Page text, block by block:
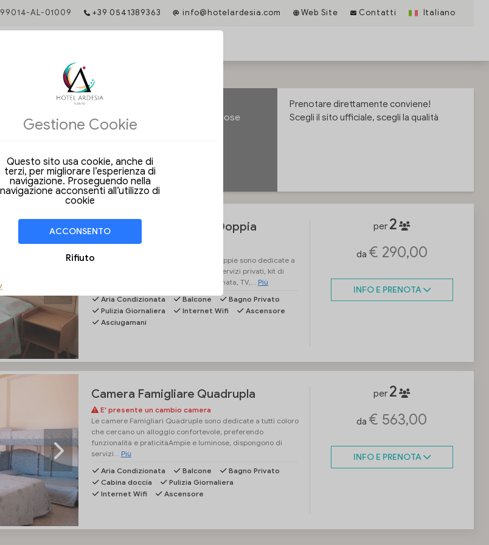
AL-01009 +39 0541389363 info@hotelardesia.com Web Site Contatti Italiano
accesso a servizi esclusivi e condizioni vantaggiose
esclusivi prenotando sul nostro sito ufficiale!
Prenotare direttamente conviene!
Scegli il sito ufficiale, scegli la qualità
Camera Matrimoniale/Doppia
Economy
Le camere economy matrimoniali o doppie sono dedicate a
chi cerca l'essenziale.Dispongono di servizi privati, kit di
cortesia, asciugacapelli, aria condizionata, TV,... Più
Aria Condizionata
Balcone
Bagno Privato
Pulizia Giornaliera
Internet Wifi
Ascensore
Asciugamani
per2
da € 290,00
INFO E PRENOTA
Camera Famigliare Quadrupla
E' presente un cambio camera
Le camere Famigliari Quadruple sono dedicate a tutti coloro
che cercano un alloggio confortevole, preferendo
funzionalità e praticitàAmpie e luminose, dispongono di
servizi... Più
Aria Condizionata
Balcone
Bagno Privato
Cabina doccia
Pulizia Giornaliera
Internet Wifi
Ascensore
per2
da € 563,00
INFO E PRENOTA
Gestione Cookie
Questo sito usa cookie, anche di
terzi, per migliorare l’esperienza di
navigazione. Proseguendo nella
navigazione acconsenti all’utilizzo di
cookie
ACCONSENTO
Rifiuto